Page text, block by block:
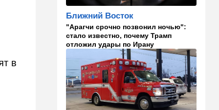
в
18:38 Транспорт
Подарок к праздникам:
американские авиалинии
снова летят в Израиль
18:19 Мнения
В Японии пока не приняты
какие-либо новые решения
о ядерном оружии
Ближний Восток
"Арагчи срочно позвонил ночью":
стало известно, почему Трамп
отложил удары по Ирану